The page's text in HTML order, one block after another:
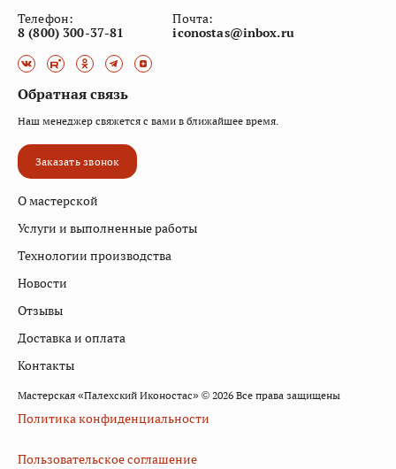
Телефон:
8 (800) 300-37-81
Почта:
iconostas@inbox.ru
О мастерской
Услуги и выполненные работы
Технологии производства
Новости
Отзывы
Доставка и оплата
Контакты
Обратная связь
Наш менеджер свяжется с вами в ближайшее время.
Заказать звонок
Мастерская «Палехский Иконостас» © 2026 Все права защищены
Политика конфиденциальности
Пользовательское соглашение